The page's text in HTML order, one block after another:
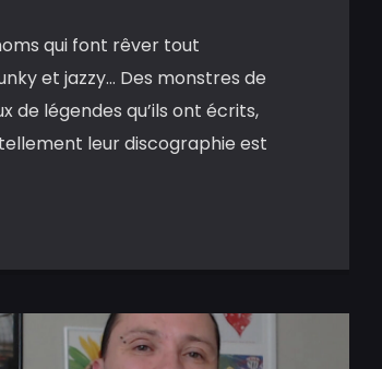
qui font rêver tout
et jazzy… Des monstres de
de légendes qu’ils ont écrits,
leur discographie est